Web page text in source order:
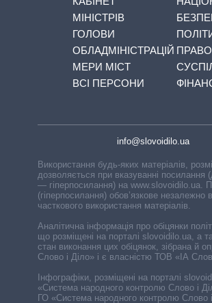
МІНІСТРІВ
ГОЛОВИ
ОБЛАДМІНІСТРАЦІЙ
МЕРИ МІСТ
ВСІ ПЕРСОНИ
ПРАВО
info@slovoidilo.ua
Використання будь-яких матеріалів,
дозволяється при вказуванні посилання
— гіперпосилання) на www.slovoidilo.ua.
(гіперпосилання) обов’язкове незалежно
часткового використання матеріалів.
Аналітична інформація про обіцянки
що розміщені на порталі slovoidilo.ua, а
стан виконання цих обіцянок, зібрана й
Слово і Діло» і є власністю ТОВ «ІА
Інфографіки, розміщені на порталі
«Система народного контролю Слово і
ГО «Система народного контролю Слово і